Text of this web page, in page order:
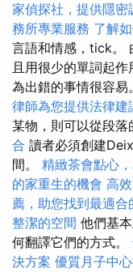
家偵探社，提供隱密
務所專業服務 了解
言語和情感，tick。
且用很少的單詞起
為出錯的事情很容易
律師為您提供法律建
某物，則可以從段落
合 讀者必須創建
間。 精緻茶會點心
的家重生的機會 高
薦，助您找到最適合
整潔的空間 他們基
何翻譯它們的方式。
決方案 優質月子中